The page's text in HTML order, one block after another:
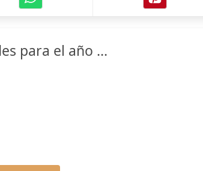
para el año ...